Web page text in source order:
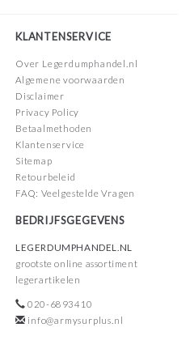
KLANTENSERVICE
Over Legerdumphandel.nl
Algemene voorwaarden
Disclaimer
Privacy Policy
Betaalmethoden
Klantenservice
Sitemap
Retourbeleid
FAQ: Veelgestelde Vragen
BEDRIJFSGEGEVENS
LEGERDUMPHANDEL.NL
grootste online assortiment
legerartikelen
020-6893410
info@armysurplus.nl